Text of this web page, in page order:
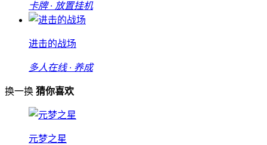
卡牌 · 放置挂机
进击的战场
多人在线 · 养成
换一换 猜你喜欢
元梦之星